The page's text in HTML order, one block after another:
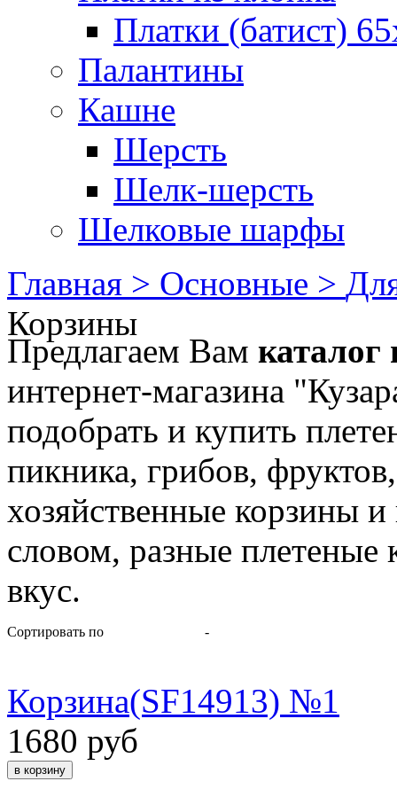
Платки (батист)
Палантины
Кашне
Шерсть
Шелк-шерсть
Шелковые шарфы
Главная > Основные >
Корзины
Предлагаем Вам каталог
интернет-магазина
подобрать и купить
пикника, грибов,
хозяйственные корзины
словом, разные
вкус.
Сортировать по -
Корзина(SF14913) №1
1680 руб